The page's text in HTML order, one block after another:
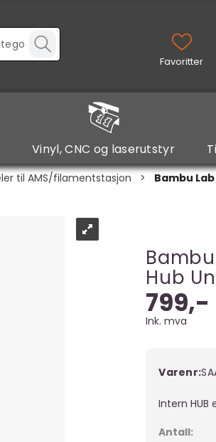
Vinyl, CNC og laserutstyr
til AMS/filamentstasjon > Bambu
Hub
799,-
Ink. mva
Varenr:
Intern HUB
Antall: